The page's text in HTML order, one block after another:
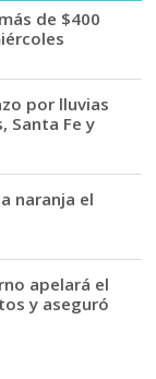
de $400
por lluvias
Santa Fe y
naranja el
apelará el
y aseguró